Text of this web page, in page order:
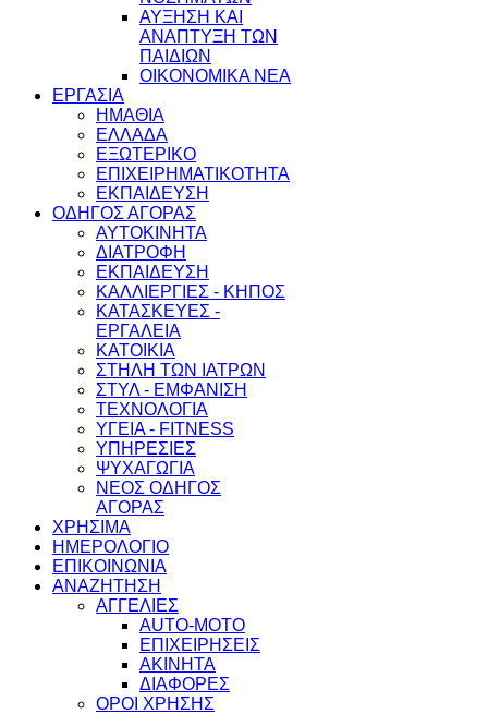
ΑΥΞΗΣΗ ΚΑΙ
ΑΝΑΠΤΥΞΗ ΤΩΝ
ΠΑΙΔΙΩΝ
ΟΙΚΟΝΟΜΙΚΑ ΝΕΑ
ΕΡΓΑΣΙΑ
ΗΜΑΘΙΑ
ΕΛΛΑΔΑ
ΕΞΩΤΕΡΙΚΟ
ΕΠΙΧΕΙΡΗΜΑΤΙΚΟΤΗΤΑ
ΕΚΠΑΙΔΕΥΣΗ
ΟΔΗΓΟΣ ΑΓΟΡΑΣ
ΑΥΤΟΚΙΝΗΤΑ
ΔΙΑΤΡΟΦΗ
ΕΚΠΑΙΔΕΥΣΗ
ΚΑΛΛΙΕΡΓΙΕΣ - ΚΗΠΟΣ
ΚΑΤΑΣΚΕΥΕΣ -
ΕΡΓΑΛΕΙΑ
ΚΑΤΟΙΚΙΑ
ΣΤΗΛΗ ΤΩΝ ΙΑΤΡΩΝ
ΣΤΥΛ - ΕΜΦΑΝΙΣΗ
ΤΕΧΝΟΛΟΓΙΑ
ΥΓΕΙΑ - FITNESS
ΥΠΗΡΕΣΙΕΣ
ΨΥΧΑΓΩΓΙΑ
ΝΕΟΣ ΟΔΗΓΟΣ
ΑΓΟΡΑΣ
ΧΡΗΣΙΜΑ
ΗΜΕΡΟΛΟΓΙΟ
ΕΠΙΚΟΙΝΩΝΙΑ
ΑΝΑΖΗΤΗΣΗ
ΑΓΓΕΛΙΕΣ
AUTO-MOTO
ΕΠΙΧΕΙΡΗΣΕΙΣ
ΑΚΙΝΗΤΑ
ΔΙΑΦΟΡΕΣ
ΟΡΟΙ ΧΡΗΣΗΣ